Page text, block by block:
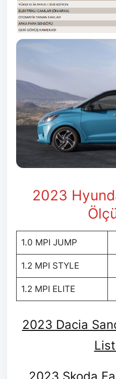
2023
1.0 MPI JUMP
1.2 MPI STYLE
1.2 MPI ELITE
2023 Dacia